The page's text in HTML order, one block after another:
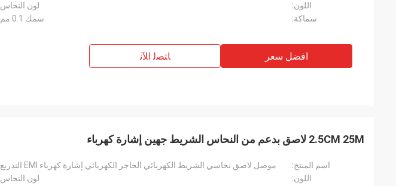
اللون:
لون النحاس
سماكة:
سمك 0.1 مم
افضل سعر ﺎﺘﺼﻟ ﺍﻶﻧ
2.5CM 25M لاصق بدعم من النحاس الشريط جهين إشارة كهرباء
اسم المنتج:
موصل لاصق نحاسي الشريط الكهربائي الحاجز الكهربائي إشارة كهرباء EMI التدريع
اللون:
لون النحاس